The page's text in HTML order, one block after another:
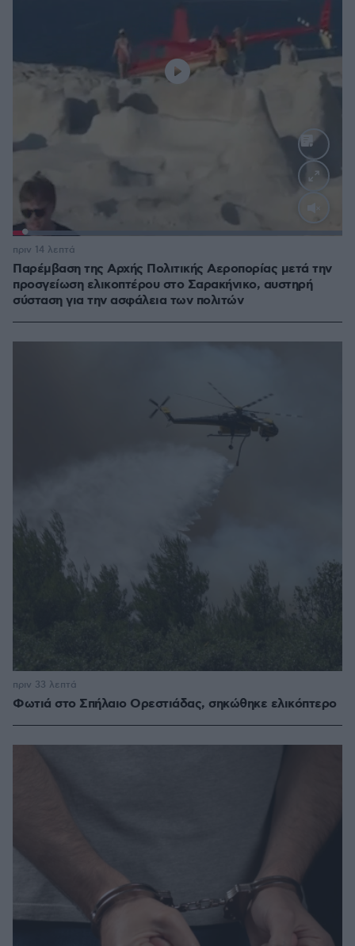
Παρέμβαση της Αρχής Πολιτικής Αεροπορίας μετά την
προσγείωση ελικοπτέρου στο Σαρακήνικο, αυστηρή
σύσταση για την ασφάλεια των πολιτών
πριν 14 λεπτά
Φωτιά στο Σπήλαιο Ορεστιάδας, σηκώθηκε ελικόπτερο
πριν 33 λεπτά